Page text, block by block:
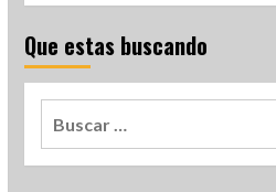
Que estas buscando